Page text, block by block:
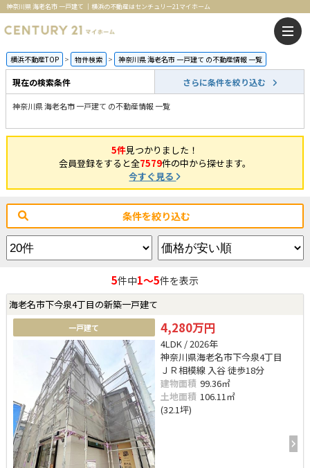
神奈川県 海老名市 一戸建て ｜横浜の不動産はセンチュリー21マイホーム
横浜不動産TOP 物件検索 神奈川県 海老名市 一戸建て の不動産情報 一覧
現在の検索条件 さらに条件を絞り込む
神奈川県 海老名市 一戸建て の不動産情報 一覧
5件見つかりました！
会員登録をすると全7579件の中から探せます。
今すぐ見る
条件を絞り込む
5件中1～5件を表示
海老名市下今泉4丁目の新築一戸建て
一戸建て 4,280万円
4LDK / 2026年
神奈川県海老名市下今泉4丁目
ＪＲ相模線 入谷 徒歩18分
建物面積 99.36㎡
土地面積 106.11㎡
(32.1坪)